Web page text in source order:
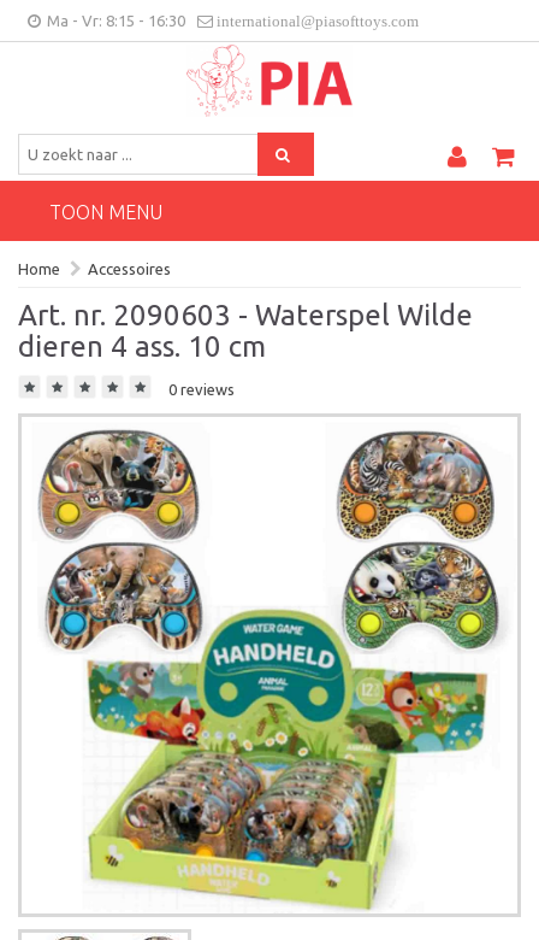
Ma - Vr: 8:15 - 16:30 international@piasofttoys.com
Klantenfeedback
BE/NL
TOON MENU
Home Accessoires
Art. nr. 2090603 - Waterspel Wilde
dieren 4 ass. 10 cm
0 reviews